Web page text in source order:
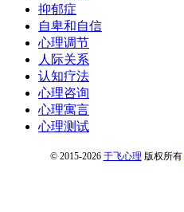
抑郁症
自卑和自信
心理调节
人际关系
认知疗法
心理咨询
心理寓言
心理测试
© 2015-2026 于飞心理 版权所有